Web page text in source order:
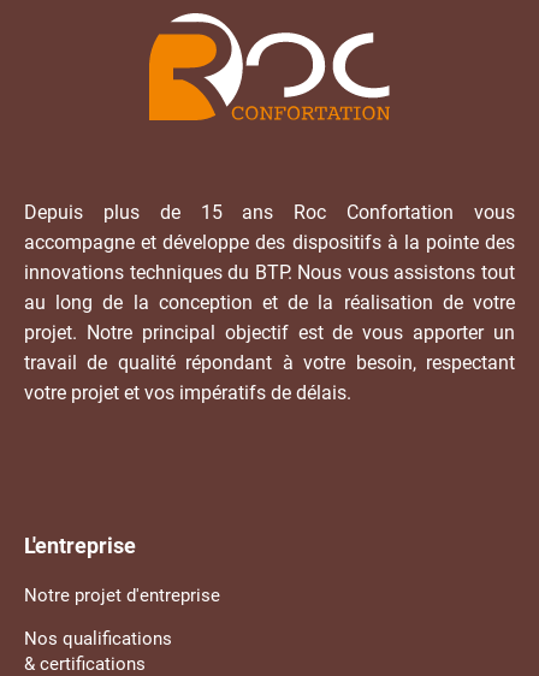
Depuis plus de 15 ans Roc Confortation vous
accompagne et développe des dispositifs à la pointe des
innovations techniques du BTP. Nous vous assistons tout
au long de la conception et de la réalisation de votre
projet. Notre principal objectif est de vous apporter un
travail de qualité répondant à votre besoin, respectant
votre projet et vos impératifs de délais.
L'entreprise
Notre projet d'entreprise
Nos qualifications
& certifications